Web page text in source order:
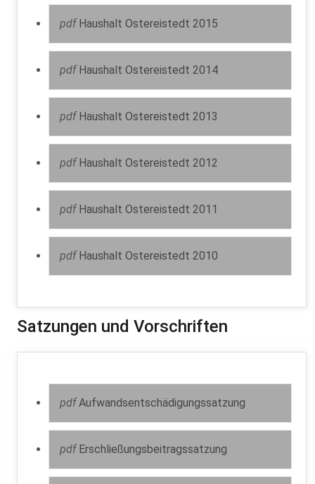
pdf Haushalt Ostereistedt 2015
pdf Haushalt Ostereistedt 2014
pdf Haushalt Ostereistedt 2013
pdf Haushalt Ostereistedt 2012
pdf Haushalt Ostereistedt 2011
pdf Haushalt Ostereistedt 2010
Satzungen und Vorschriften
pdf Aufwandsentschädigungssatzung
pdf Erschließungsbeitragssatzung